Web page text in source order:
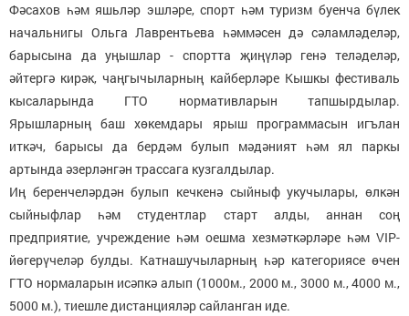
Фәсахов һәм яшьләр эшләре, спорт һәм туризм буенча бүлек
начальнигы Ольга Лаврентьева һәммәсен дә сәламләделәр,
барысына да уңышлар - спортта җиңүләр генә теләделәр,
әйтергә кирәк, чаңгычыларның кайберләре Кышкы фестиваль
кысаларында ГТО нормативларын тапшырдылар.
Ярышларның баш хөкемдары ярыш программасын игълан
иткәч, барысы да бердәм булып мәдәният һәм ял паркы
артында әзерләнгән трассага кузгалдылар.
Иң беренчеләрдән булып кечкенә сыйныф укучылары, өлкән
сыйныфлар һәм студентлар старт алды, аннан соң
предприятие, учреждение һәм оешма хезмәткәрләре һәм VIР-
йөгерүчеләр булды. Катнашучыларның һәр категориясе өчен
ГТО нормаларын исәпкә алып (1000м., 2000 м., 3000 м., 4000 м.,
5000 м.), тиешле дистанцияләр сайланган иде.